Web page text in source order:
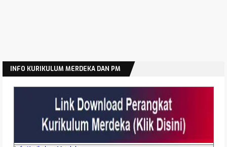
INFO KURIKULUM MERDEKA DAN PM